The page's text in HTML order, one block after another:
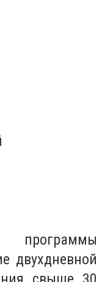
двухдневной